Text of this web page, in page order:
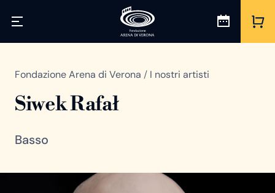
Fondazione Arena di Verona / I nostri artisti
Siwek Rafał
Basso